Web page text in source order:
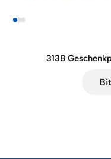
3138